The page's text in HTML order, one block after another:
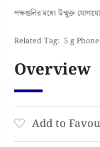
পক্ষগুলির মধ্যে উন্মুক্ত
Related Tag: 5 g
Overview
Add to